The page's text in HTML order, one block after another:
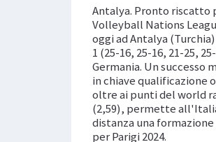
Antalya. Pronto
Volleyball Nations
oggi ad Antalya
1 (25-16, 25-16, 21-25,
Germania. Un
in chiave qualificazione
oltre ai punti del world
(2,59), permette
distanza una formazione
per Parigi 2024.